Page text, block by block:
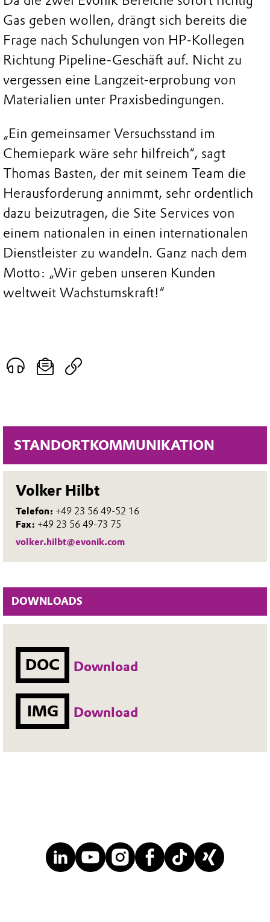
STANDORTKOMMUNIKATION
Volker Hilbt
Telefon: +49 23 56 49-52 16
Fax: +49 23 56 49-73 75
volker.hilbt@evonik.com
DOWNLOADS
DOC Download
IMG Download
Gas geben wollen, drängt sich bereits die
Frage nach Schulungen von HP-Kollegen
Richtung Pipeline-Geschäft auf. Nicht zu
vergessen eine Langzeit-erprobung von
Materialien unter Praxisbedingungen.
„Ein gemeinsamer Versuchsstand im
Chemiepark wäre sehr hilfreich“, sagt
Thomas Basten, der mit seinem Team die
Herausforderung annimmt, sehr ordentlich
dazu beizutragen, die Site Services von
einem nationalen in einen internationalen
Dienstleister zu wandeln. Ganz nach dem
Motto: „Wir geben unseren Kunden
weltweit Wachstumskraft!“